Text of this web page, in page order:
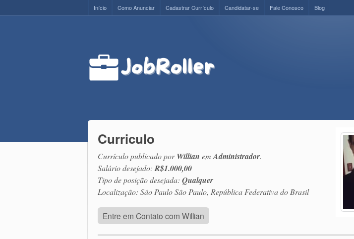
Início Como Anunciar Cadastrar Currículo Candidatar-se Fale Conosco Blog
Curriculo
Currículo publicado porWillian em Administrador.
Salário desejado: R$1.000,00
Tipo de posição desejada: Qualquer
Localização: São Paulo São Paulo, República Federativa do Brasil
Entre em Contato com Willian